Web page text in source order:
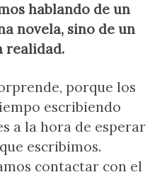
hablando de un
novela, sino de un
realidad.
porque los
escribiendo
a la hora de esperar
escribimos.
contactar con el